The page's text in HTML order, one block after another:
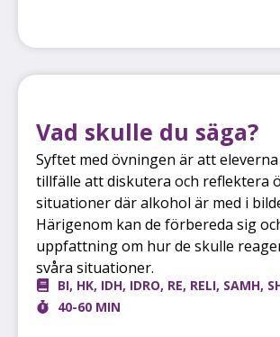
Vad skulle du säga?
Syftet med övningen är att
tillfälle att diskutera och reflektera
situationer där alkohol är med i
Härigenom kan de förbereda sig
uppfattning om hur de skulle
svåra situationer.
BI, HK, IDH, IDRO, RE, RELI, SAMH,
40-60 MIN